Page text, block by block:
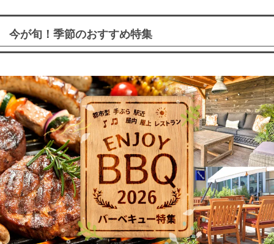
今が旬！季節のおすすめ特集